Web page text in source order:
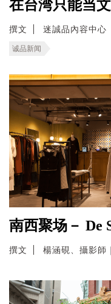
在台湾只能当
撰文 迷誠品內容中心
诚品新闻
南西聚场－ De
撰文 楊涵硯、攝影師